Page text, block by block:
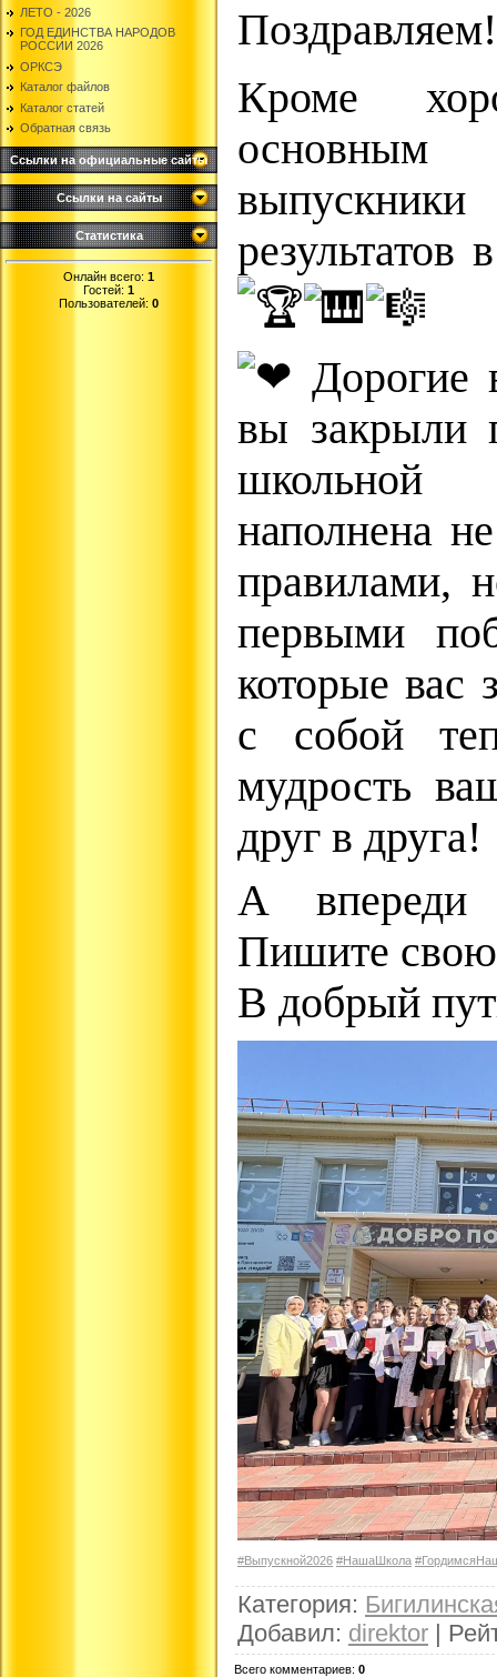
ЛЕТО - 2026
ГОД ЕДИНСТВА НАРОДОВ
РОССИИ 2026
ОРКСЭ
Каталог файлов
Каталог статей
Обратная связь
Ссылки на официальные сайты
Ссылки на сайты
Статистика
Онлайн всего: 1
Гостей: 1
Пользователей: 0
Кроме
основным
результатов
Дорогие
вы закрыли
школьной
наполнена
правилами,
первыми
которые вас
с собой
мудрость
друг в друга!
А
Пишите
В добрый
#Выпускной2026 #НашаШкола
Категория:
Добавил: direktor |
Всего комментариев: 0